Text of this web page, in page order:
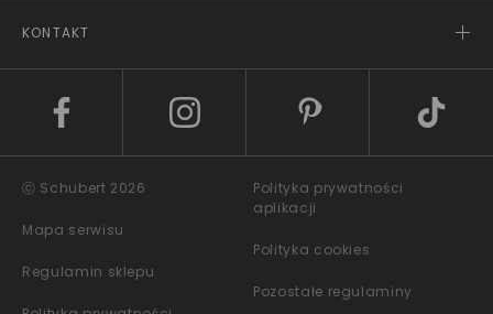
KONTAKT
ⓒ Schubert 2026
Mapa serwisu
Regulamin sklepu
Polityka prywatności
aplikacji
Polityka cookies
Pozostałe regulaminy